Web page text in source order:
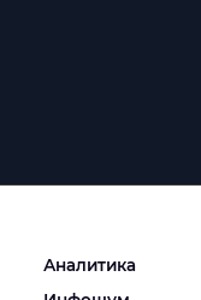
Аналитика